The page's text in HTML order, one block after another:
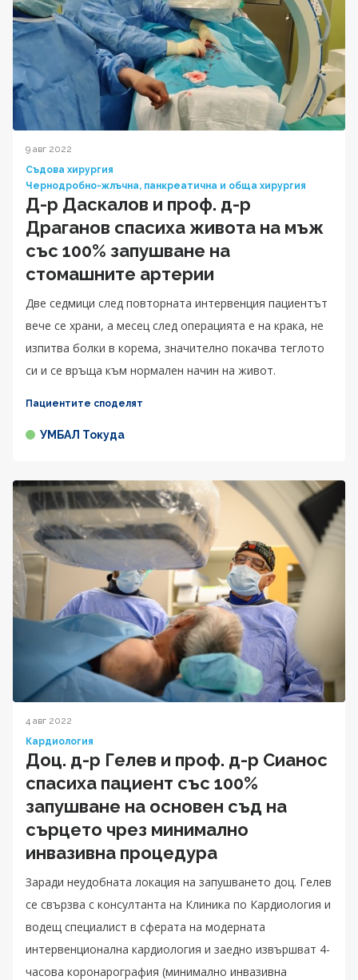
9 авг 2022
Съдова хирургия
Чернодробно-жлъчна, панкреатична и обща хирургия
Д-р Даскалов и проф. д-р
Драганов спасиха живота на мъж
със 100% запушване на
стомашните артерии
Две седмици след повторната интервенция пациентът
вече се храни, а месец след операцията е на крака, не
изпитва болки в корема, значително покачва теглото
си и се връща към нормален начин на живот.
Пациентите споделят
УМБАЛ Токуда
4 авг 2022
Кардиология
Доц. д-р Гелев и проф. д-р Сианос
спасиха пациент със 100%
запушване на основен съд на
сърцето чрез минимално
инвазивна процедура
Заради неудобната локация на запушването доц. Гелев
се свързва с консултанта на Клиника по Кардиология и
водещ специалист в сферата на модерната
интервенционална кардиология и заедно извършват 4-
часова коронарография (минимално инвазивна